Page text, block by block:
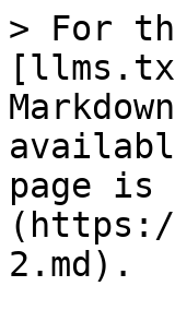
> For
page is
2.md).